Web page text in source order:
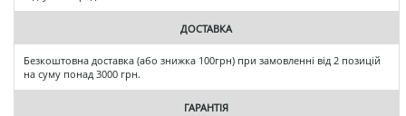
ДОСТАВКА
Безкоштовна доставка (або знижка 100грн) при замовленні від 2 позицій
на суму понад 3000 грн.
ГАРАНТІЯ